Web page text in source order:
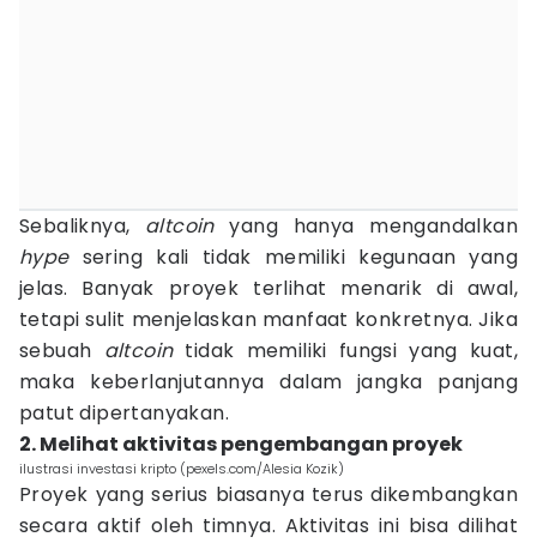
Sebaliknya, altcoinyang hanya mengandalkan
hype sering kali tidak memiliki kegunaan yang
jelas. Banyak proyek terlihat menarik di awal,
tetapi sulit menjelaskan manfaat konkretnya. Jika
sebuah altcoin tidak memiliki fungsi yang kuat,
maka keberlanjutannya dalam jangka panjang
patut dipertanyakan.
2. Melihat aktivitas pengembangan proyek
ilustrasi investasi kripto (pexels.com/Alesia Kozik)
Proyek yang serius biasanya terus dikembangkan
secara aktif oleh timnya. Aktivitas ini bisa dilihat